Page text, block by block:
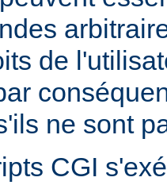
de
ne sont
CGI